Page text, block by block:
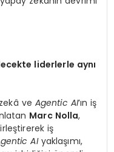
liderlerle aynı
ve Agentic AI’ın iş
Marc Nolla,
iş
AIyaklaşımı,